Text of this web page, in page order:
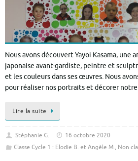
Nous avons découvert Yayoi Kasama, une
japonaise avant-gardiste, peintre et
et les couleurs dans ses œuvres. Nous
pour réaliser nos portraits et décorer notre
Lire la suite
Stéphanie G.
16 octobre 2020
Classe Cycle 1 : Elodie B. et Angèle M., Non